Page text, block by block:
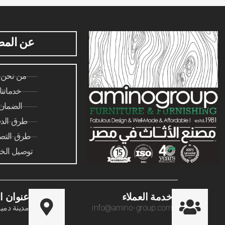
عن
من
طرق
طرق
توصيل
خدمة العملاء​
info@amino-group.com
عنوان
مدينة